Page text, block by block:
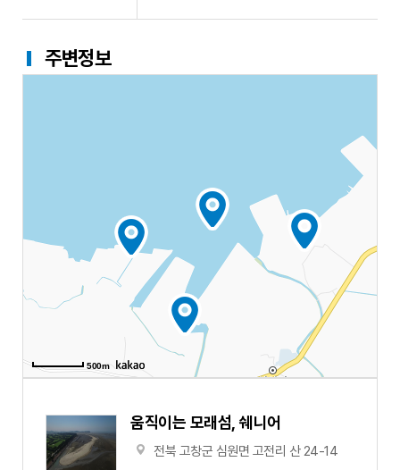
주변정보
500m
움직이는 모래섬, 쉐니어
전북 고창군 심원면 고전리 산 24-14